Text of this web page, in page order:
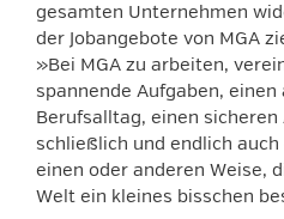
gesamten Unternehmen
der Jobangebote von MGA
»Bei MGA zu arbeiten,
spannende Aufgaben,
Berufsalltag, einen
schließlich und endlich
einen oder anderen Weise,
Welt ein kleines bisschen